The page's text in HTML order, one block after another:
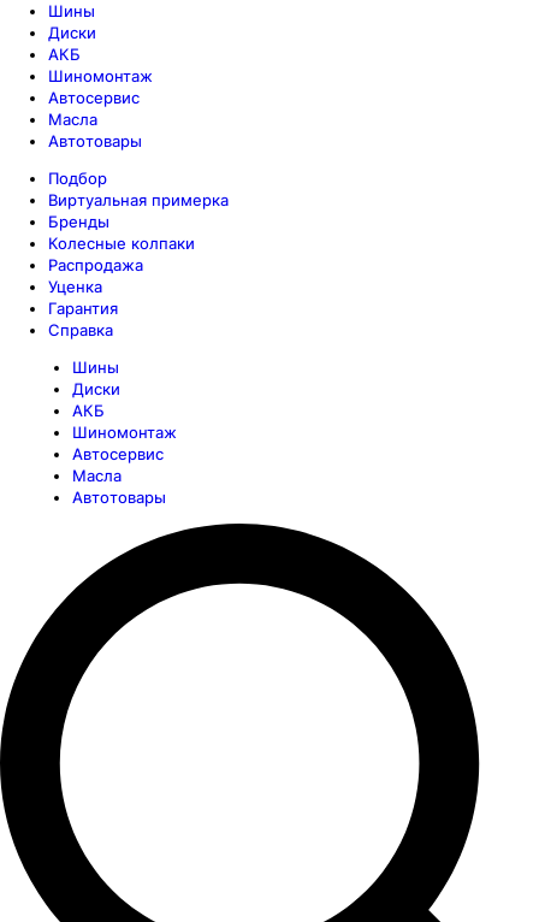
Шины
Диски
АКБ
Шиномонтаж
Автосервис
Масла
Автотовары
Подбор
Виртуальная примерка
Бренды
Колесные колпаки
Распродажа
Уценка
Гарантия
Справка
Шины
Диски
АКБ
Шиномонтаж
Автосервис
Масла
Автотовары